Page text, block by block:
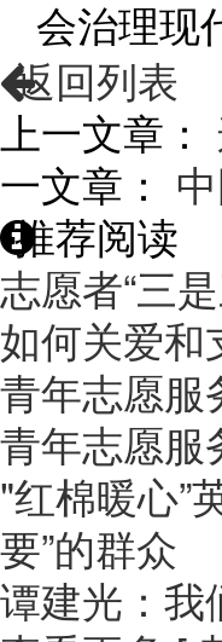
会治理现
返回列表
上一文章：
一文章：
推荐阅读
志愿者“三
如何关爱和
青年志愿服
青年志愿服
"红棉暖心”
要”的群众
谭建光：